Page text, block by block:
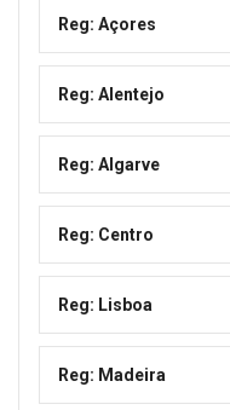
Reg: Açores
Reg: Alentejo
Reg: Algarve
Reg: Centro
Reg: Lisboa
Reg: Madeira